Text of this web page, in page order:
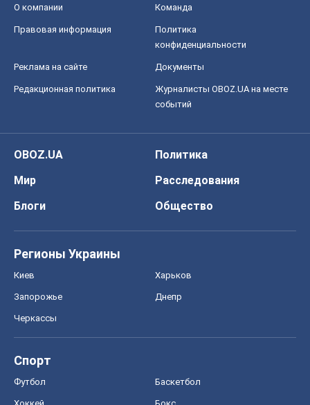
О компании Команда
Правовая информация
Политика
конфиденциальности
Реклама на сайте Документы
Редакционная политика
Журналисты OBOZ.UA на месте
событий
OBOZ.UA
Политика
Мир
Расследования
Блоги
Общество
Регионы Украины
Киев Харьков
Запорожье Днепр
Черкассы
Спорт
Футбол Баскетбол